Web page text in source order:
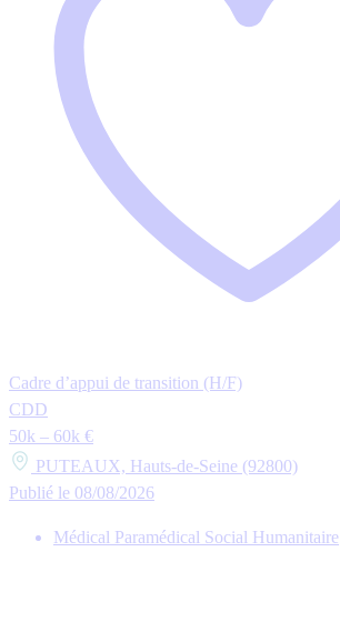
Cadre d’appui de transition (H/F)
CDD
50k – 60k €
PUTEAUX, Hauts-de-Seine (92800)
Publié le 08/08/2026
Médical Paramédical Social Humanitaire